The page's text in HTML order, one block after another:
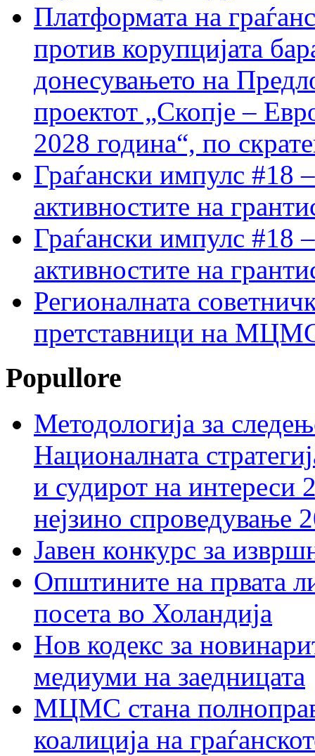
Платформата на
против корупцијата
донесувањето на
проектот „Скопје –
2028 година“, по
Граѓански импулс #18
активностите на
Граѓански импулс #18
активностите на
Регионалната
претставници на МЦМС
Popullore
Методологија за
Националната
и судирот на интереси
нејзино спроведување
Јавен конкурс за
Општините на првата
посета во Холандија
Нов кодекс за
медиуми на заедницата
МЦМС стана
коалиција на